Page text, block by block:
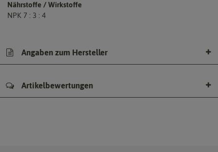
Nährstoffe / Wirkstoffe
NPK 7 : 3 : 4
Angaben zum Hersteller
Artikelbewertungen